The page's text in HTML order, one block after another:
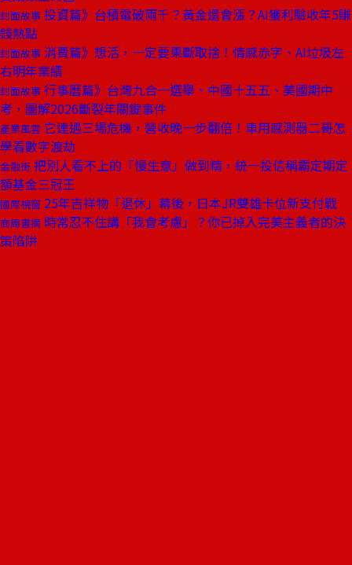
封面故事 投資篇》台積電破兩千？黃金還會漲？AI獲利驗收年5賺
錢熱點
封面故事 消費篇》想活，一定要果斷取捨！情感赤字、AI垃圾左
右明年業績
封面故事 行事曆篇》台灣九合一選舉、中國十五五、美國期中
考，圖解2026斷裂年關鍵事件
產業風雲 它連遇三場危機，營收晚一步翻倍！車用感測器二哥怎
學看數字渡劫
金融街 把別人看不上的「慢生意」做到精，統一投信稱霸定期定
額基金三冠王
國際視窗 25年吉祥物「退休」幕後，日本JR雙雄卡位新支付戰
商周書摘 時常忍不住講「我會考慮」？你已掉入完美主義者的決
策陷阱